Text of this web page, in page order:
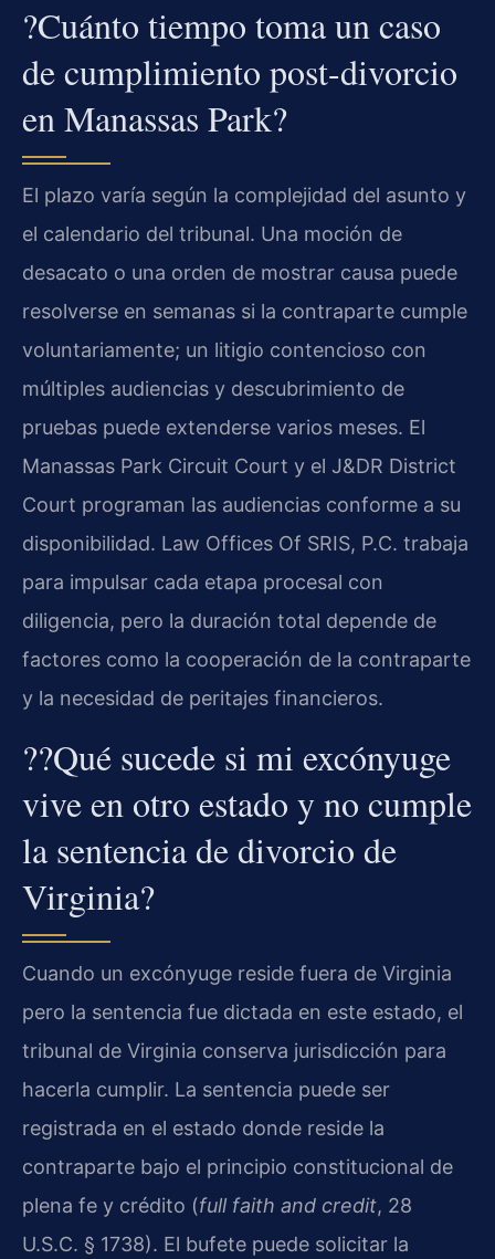
?Cuánto tiempo toma un caso
de cumplimiento post-divorcio
en Manassas Park?
El plazo varía según la complejidad del asunto y
el calendario del tribunal. Una moción de
desacato o una orden de mostrar causa puede
resolverse en semanas si la contraparte cumple
voluntariamente; un litigio contencioso con
múltiples audiencias y descubrimiento de
pruebas puede extenderse varios meses. El
Manassas Park Circuit Court y el J&DR District
Court programan las audiencias conforme a su
disponibilidad. Law Offices Of SRIS, P.C. trabaja
para impulsar cada etapa procesal con
diligencia, pero la duración total depende de
factores como la cooperación de la contraparte
y la necesidad de peritajes financieros.
??Qué sucede si mi excónyuge
vive en otro estado y no cumple
la sentencia de divorcio de
Virginia?
Cuando un excónyuge reside fuera de Virginia
pero la sentencia fue dictada en este estado, el
tribunal de Virginia conserva jurisdicción para
hacerla cumplir. La sentencia puede ser
registrada en el estado donde reside la
contraparte bajo el principio constitucional de
plena fe y crédito (full faith and credit, 28
U.S.C. § 1738). El bufete puede solicitar la